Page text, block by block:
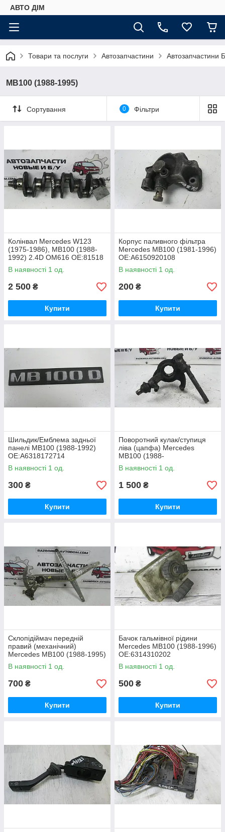
АВТО ДIМ
Товари та послуги Автозапчастини Автозапчастини
MB100 (1988-1995)
Сортування 0 Фільтри
Колінвал Mercedes W123
(1975-1986), MB100 (1988-
1992) 2.4D OM616 OE:81518
В наявності 1 од.
2 500 ₴
Купити
Корпус паливного фільтра
Mercedes MB100 (1981-1996)
OE:A6150920108
В наявності 1 од.
200 ₴
Купити
Шильдик/Емблема задньої
панелі MB100 (1988-1992)
OE:A6318172714
В наявності 1 од.
300 ₴
Купити
Поворотний кулак/ступиця
ліва (цапфа) Mercedes
MB100 (1988-
1996) OE:A6313340401
В наявності 1 од.
1 500 ₴
Купити
Склопідіймач передній
правий (механічний)
Mercedes MB100 (1988-1995)
OE:A6317200946
В наявності 1 од.
700 ₴
Купити
Бачок гальмівної рідини
Mercedes MB100 (1988-1996)
OE:6314310202
В наявності 1 од.
500 ₴
Купити